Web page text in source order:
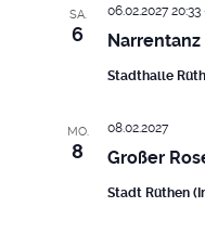
SA.
6 Narrentanz
06.02.2027 20:33
Stadthalle
MO.
8 Großer
08.02.2027
Stadt Rüthen